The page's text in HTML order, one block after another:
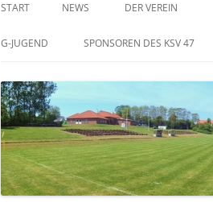
START NEWS DER VEREIN
ANFAHRT
GESCHICHTE
SATZUNG
G-JUGEND SPONSOREN DES KSV 47